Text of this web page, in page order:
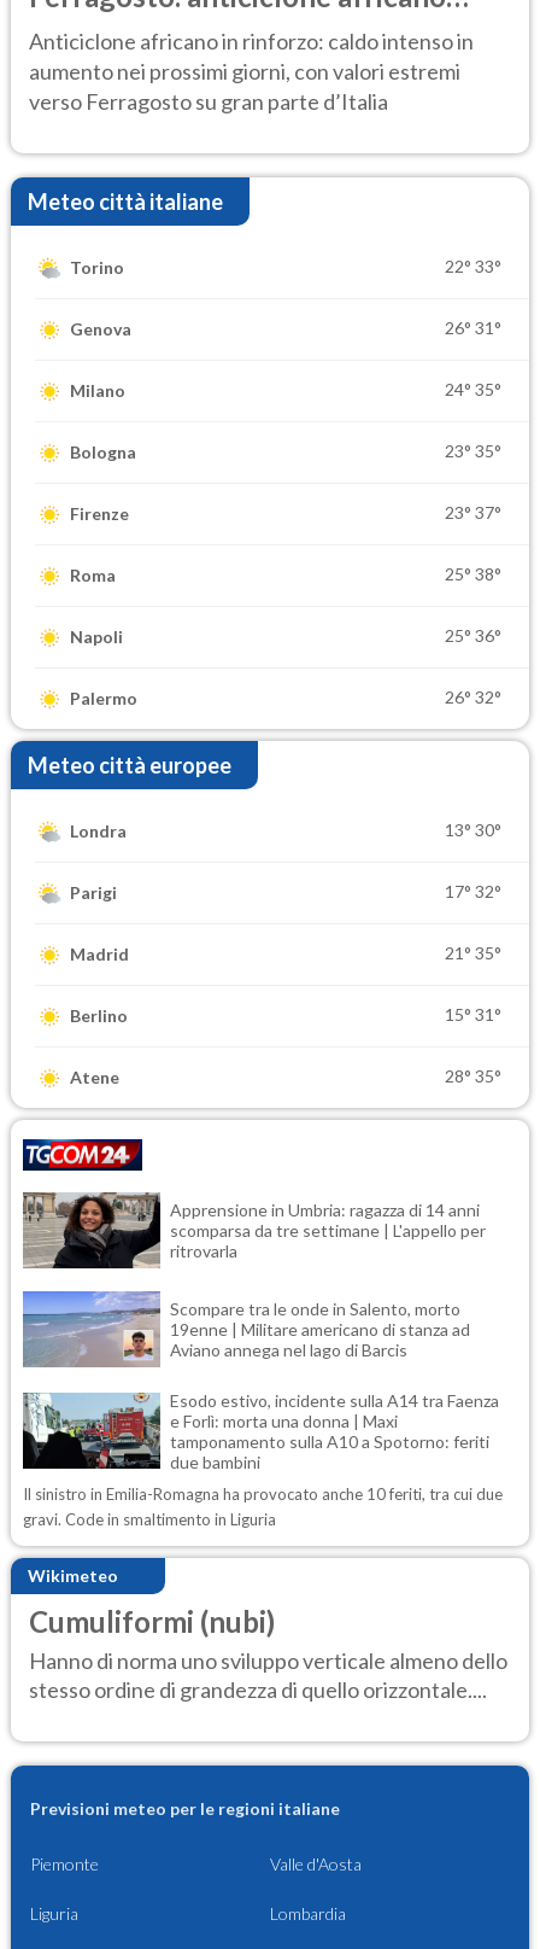
ancora protagonista
Anticiclone africano in rinforzo: caldo intenso in
aumento nei prossimi giorni, con valori estremi
verso Ferragosto su gran parte d’Italia
Meteo città italiane
Torino 22° 33°
Genova 26° 31°
Milano 24° 35°
Bologna 23° 35°
Firenze 23° 37°
Roma 25° 38°
Napoli 25° 36°
Palermo 26° 32°
Meteo città europee
Londra 13° 30°
Parigi 17° 32°
Madrid 21° 35°
Berlino 15° 31°
Atene 28° 35°
Apprensione in Umbria: ragazza di 14 anni
scomparsa da tre settimane | L'appello per
ritrovarla
Scompare tra le onde in Salento, morto
19enne | Militare americano di stanza ad
Aviano annega nel lago di Barcis
Esodo estivo, incidente sulla A14 tra Faenza
e Forlì: morta una donna | Maxi
tamponamento sulla A10 a Spotorno: feriti
due bambini
Il sinistro in Emilia-Romagna ha provocato anche 10 feriti, tra cui due
gravi. Code in smaltimento in Liguria
Wikimeteo
Cumuliformi (nubi)
Hanno di norma uno sviluppo verticale almeno dello
stesso ordine di grandezza di quello orizzontale....
Previsioni meteo per le regioni italiane
Piemonte Valle d'Aosta
Liguria Lombardia